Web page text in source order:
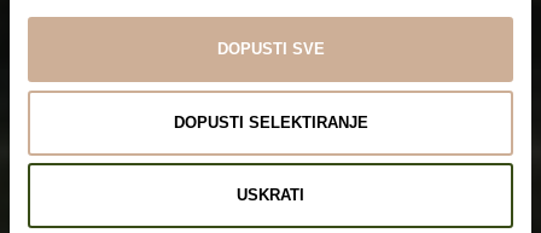
DOPUSTI SVE
DOPUSTI SELEKTIRANJE
USKRATI